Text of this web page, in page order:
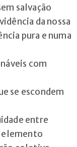
salvação
da nossa
pura e numa
com
se escondem
entre
elemento